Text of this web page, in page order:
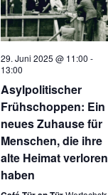
29. Juni 2025 @ 11:00 -
13:00
Asylpolitischer
Frühschoppen: Ein
neues Zuhause für
Menschen, die ihre
alte Heimat verloren
haben